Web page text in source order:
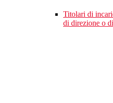
Titolari di
di direzione o